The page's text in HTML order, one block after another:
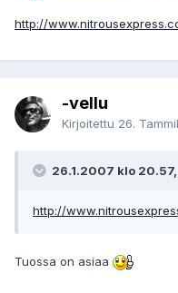
http://
-vellu
Kirjoitettu 26.
26.1.2007 klo
http://
Tuossa on asiaa